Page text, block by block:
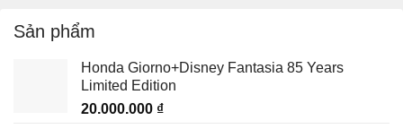
Sản phẩm
Honda Giorno+Disney Fantasia 85 Years
Limited Edition
20.000.000 ₫